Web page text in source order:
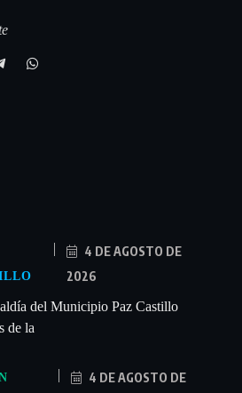
4 DE AGOSTO DE
2026
del Municipio Paz Castillo
de la
4 DE AGOSTO DE